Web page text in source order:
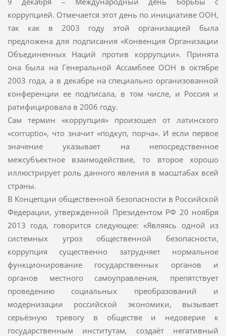
коррупцией. Отмечается этот день по инициативе ООН,
так как в 2003 году этой организацией была
предложена для подписания «Конвенция Организации
Объединенных Наций против коррупции». Принята
она была на Генеральной Ассамблее ООН в октябре
2003 года, а в декабре на специально организованной
конференции ее подписала, в том числе, и Россия и
ратифицировала в 2006 году.
Сам термин «коррупция» произошел от латинского
«corruptio», что значит «подкуп, порча». И если первое
значение указывает на непосредственное
межсубъектное взаимодействие, то второе хорошо
иллюстрирует роль данного явления в масштабах всей
страны.
В Концепции общественной безопасности в Российской
Федерации, утвержденной Президентом РФ 20 ноября
2013 года, говорится следующее: «Являясь одной из
системных угроз общественной безопасности,
коррупция существенно затрудняет нормальное
функционирование государственных органов и
органов местного самоуправления, препятствует
проведению социальных преобразований и
модернизации российской экономики, вызывает
серьёзную тревогу в обществе и недоверие к
государственным институтам, создаёт негативный